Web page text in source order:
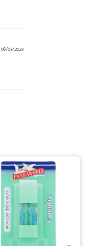
08/03/2023
05/09/2022
24/06/2022